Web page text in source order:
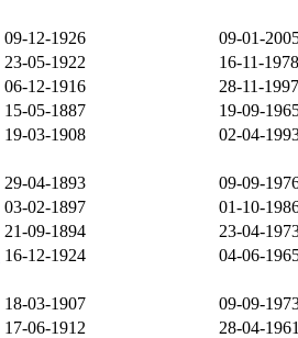
09-12-1926 09-01-
23-05-1922 16-11-1978
06-12-1916 28-11-1997
15-05-1887 19-09-
19-03-1908 02-04-
29-04-1893 09-09-
03-02-1897 01-10-
21-09-1894 23-04-
16-12-1924 04-06-
18-03-1907 09-09-
17-06-1912 28-04-1961